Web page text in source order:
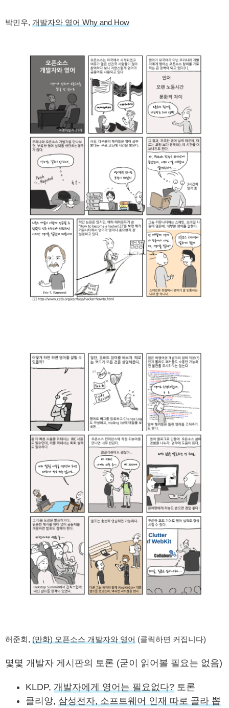
박민우, 개발자와 영어 Why and How
허준회, (만화) 오픈소스 개발자와 영어 (클릭하면 커집니다)
몇몇 개발자 게시판의 토론 (굳이 읽어볼 필요는 없음)
KLDP, 개발자에게 영어는 필요없다? 토론
클리앙, 삼성전자, 소프트웨어 인재 따로 골라 뽑